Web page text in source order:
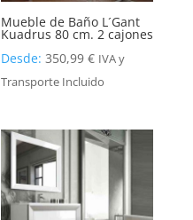
Mueble de Baño L´Gant
Kuadrus 80 cm. 2 cajones
Desde:350,99€ IVA y
Transporte Incluido